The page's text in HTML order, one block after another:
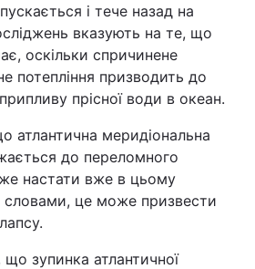
і тече назад на
вказують на те, що
оскільки спричинене
потепління призводить до
прісної води в океан.
атлантична меридіональна
до переломного
настати вже в цьому
словами, це може призвести
зупинка атлантичної